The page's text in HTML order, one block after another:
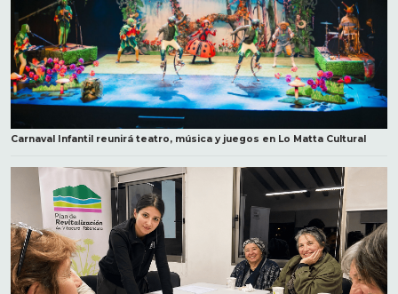
Carnaval Infantil reunirá teatro, música y juegos en Lo Matta Cultural